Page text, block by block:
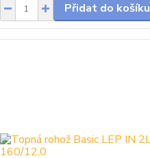
Přidat do košíku